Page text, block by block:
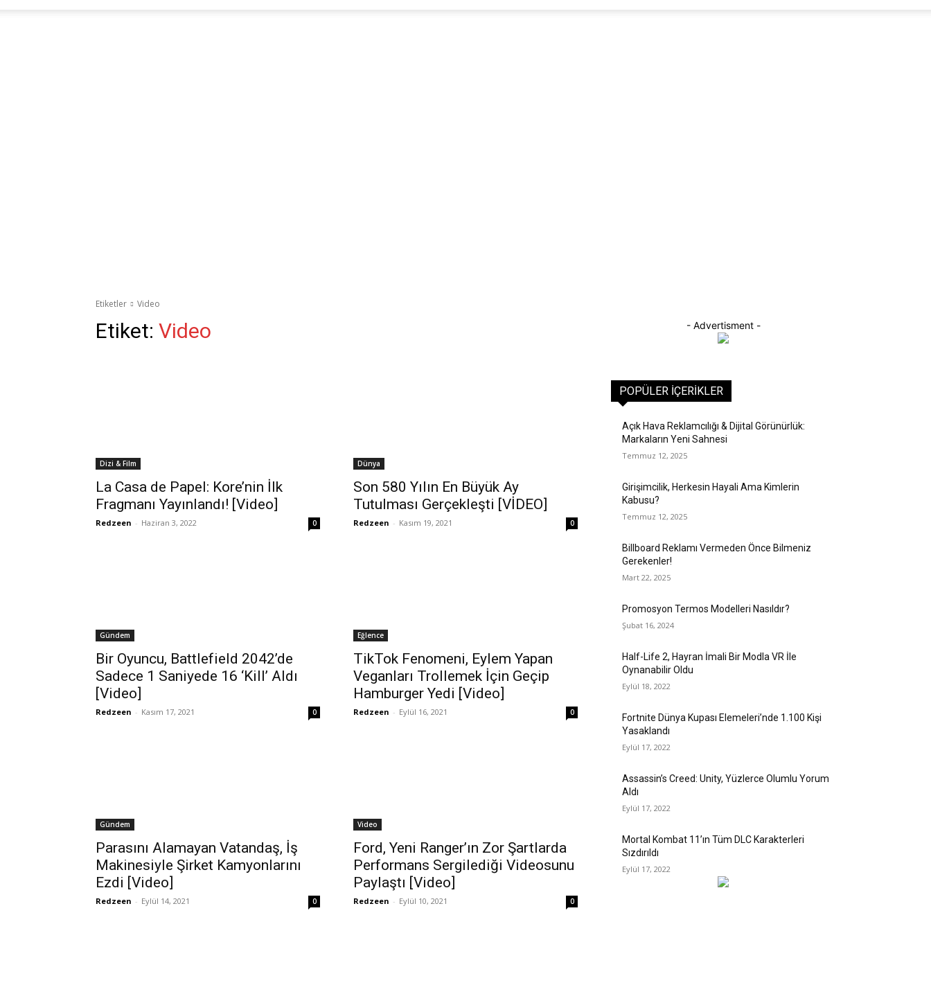
Etiketler Video
Etiket: Video
Dizi & Film
La Casa de Papel: Kore’nin İlk
Fragmanı Yayınlandı! [Video]
Redzeen - Haziran 3, 2022 0
Dünya
Son 580 Yılın En Büyük Ay
Tutulması Gerçekleşti [VİDEO]
Redzeen - Kasım 19, 2021 0
Gündem
Bir Oyuncu, Battlefield 2042’de
Sadece 1 Saniyede 16 ‘Kill’ Aldı
[Video]
Redzeen - Kasım 17, 2021 0
Eğlence
TikTok Fenomeni, Eylem Yapan
Veganları Trollemek İçin Geçip
Hamburger Yedi [Video]
Redzeen - Eylül 16, 2021 0
Gündem
Parasını Alamayan Vatandaş, İş
Makinesiyle Şirket Kamyonlarını
Ezdi [Video]
Redzeen - Eylül 14, 2021 0
Video
Ford, Yeni Ranger’ın Zor Şartlarda
Performans Sergilediği Videosunu
Paylaştı [Video]
Redzeen - Eylül 10, 2021 0
- Advertisment -
POPÜLER İÇERIKLER
Açık Hava Reklamcılığı & Dijital Görünürlük:
Markaların Yeni Sahnesi
Temmuz 12, 2025
Girişimcilik, Herkesin Hayali Ama Kimlerin
Kabusu?
Temmuz 12, 2025
Billboard Reklamı Vermeden Önce Bilmeniz
Gerekenler!
Mart 22, 2025
Promosyon Termos Modelleri Nasıldır?
Şubat 16, 2024
Half-Life 2, Hayran İmali Bir Modla VR İle
Oynanabilir Oldu
Eylül 18, 2022
Fortnite Dünya Kupası Elemeleri’nde 1.100 Kişi
Yasaklandı
Eylül 17, 2022
Assassin’s Creed: Unity, Yüzlerce Olumlu Yorum
Aldı
Eylül 17, 2022
Mortal Kombat 11’ın Tüm DLC Karakterleri
Sızdırıldı
Eylül 17, 2022